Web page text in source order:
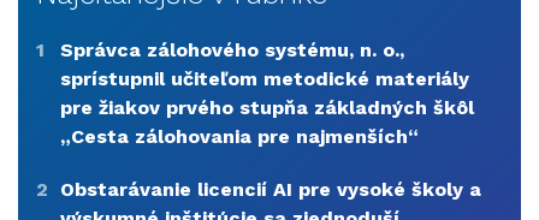
1
Správca zálohového systému, n. o.,
sprístupnil učiteľom metodické materiály
pre žiakov prvého stupňa základných škôl
„Cesta zálohovania pre najmenších“
2
Obstarávanie licencií AI pre vysoké školy a